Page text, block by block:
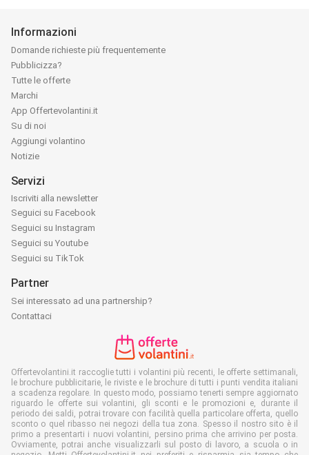
Informazioni
Domande richieste più frequentemente
Pubblicizza?
Tutte le offerte
Marchi
App Offertevolantini.it
Su di noi
Aggiungi volantino
Notizie
Servizi
Iscriviti alla newsletter
Seguici su Facebook
Seguici su Instagram
Seguici su Youtube
Seguici su TikTok
Partner
Sei interessato ad una partnership?
Contattaci
Offertevolantini.it raccoglie tutti i volantini più recenti, le offerte settimanali,
le brochure pubblicitarie, le riviste e le brochure di tutti i punti vendita italiani
a scadenza regolare. In questo modo, possiamo tenerti sempre aggiornato
riguardo le offerte sui volantini, gli sconti e le promozioni e, durante il
periodo dei saldi, potrai trovare con facilità quella particolare offerta, quello
sconto o quel ribasso nei negozi della tua zona. Spesso il nostro sito è il
primo a presentarti i nuovi volantini, persino prima che arrivino per posta.
Ovviamente, potrai anche visualizzarli sul posto di lavoro, a scuola o in